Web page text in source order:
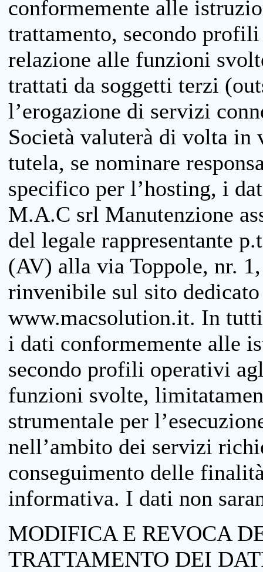
conformemente alle
trattamento, secondo
relazione alle funzioni
trattati da soggetti terzi
l’erogazione di servizi
Società valuterà di volta in
tutela, se nominare
specifico per l’hosting, i
M.A.C srl Manutenzione
del legale rappresentante
(AV) alla via Toppole, nr.
rinvenibile sul sito
www.macsolution.it. In
i dati conformemente alle
secondo profili operativi
funzioni svolte,
strumentale per
nell’ambito dei servizi
conseguimento delle
informativa. I dati non
MODIFICA E REVOCA
TRATTAMENTO DEI